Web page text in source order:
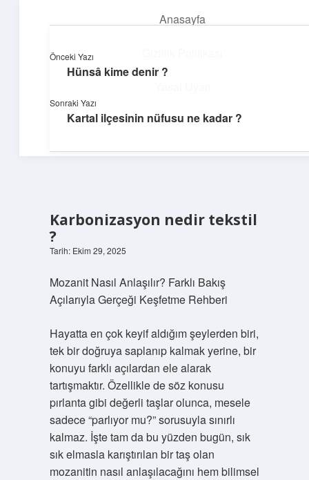
Anasayfa
Hakkımızda
Dalgalardan ilham alan neşeli bilgiler!
Karbonizasyon nedir tekstil
?
Tarih: Ekim 29, 2025
Mozanit Nasıl Anlaşılır? Farklı Bakış
Açılarıyla Gerçeği Keşfetme Rehberi
Hayatta en çok keyif aldığım şeylerden biri,
tek bir doğruya saplanıp kalmak yerine, bir
konuyu farklı açılardan ele alarak
tartışmaktır. Özellikle de söz konusu
pırlanta gibi değerli taşlar olunca, mesele
sadece “parlıyor mu?” sorusuyla sınırlı
kalmaz. İşte tam da bu yüzden bugün, sık
sık elmasla karıştırılan bir taş olan
mozanitin nasıl anlaşılacağını hem bilimsel
Önceki Yazı
Hünsâ kime denir ?
Sonraki Yazı
Kartal ilçesinin nüfusu ne kadar ?